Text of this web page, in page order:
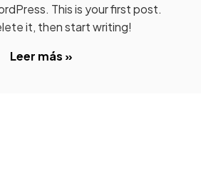
This is your first post.
it, then start writing!
Leer más »